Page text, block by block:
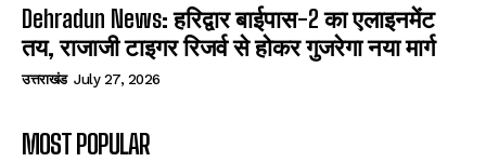
Dehradun News: हरिद्वार बाईपास-2 का एलाइनमेंट
तय, राजाजी टाइगर रिजर्व से होकर गुजरेगा नया मार्ग
उत्तराखंड July 27, 2026
MOST POPULAR